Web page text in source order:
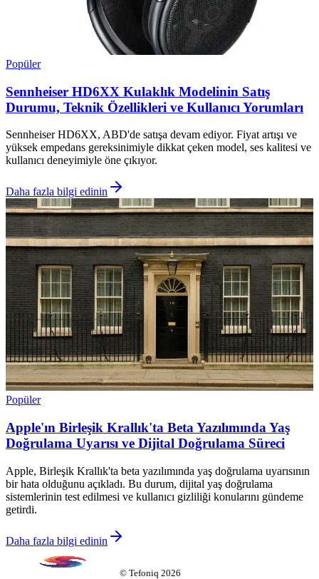
Popüler
Sennheiser HD6XX Kulaklık Modelinin Satış
Durumu, Teknik Özellikleri ve Kullanıcı Yorumları
Sennheiser HD6XX, ABD'de satışa devam ediyor. Fiyat artışı ve
yüksek empedans gereksinimiyle dikkat çeken model, ses kalitesi ve
kullanıcı deneyimiyle öne çıkıyor.
Daha fazla bilgi edinin
Popüler
Apple'ın Birleşik Krallık'ta Beta Yazılımında Yaş
Doğrulama Uyarısı ve Dijital Doğrulama Süreci
Apple, Birleşik Krallık'ta beta yazılımında yaş doğrulama uyarısının
bir hata olduğunu açıkladı. Bu durum, dijital yaş doğrulama
sistemlerinin test edilmesi ve kullanıcı gizliliği konularını gündeme
getirdi.
Daha fazla bilgi edinin
© Tefoniq 2026